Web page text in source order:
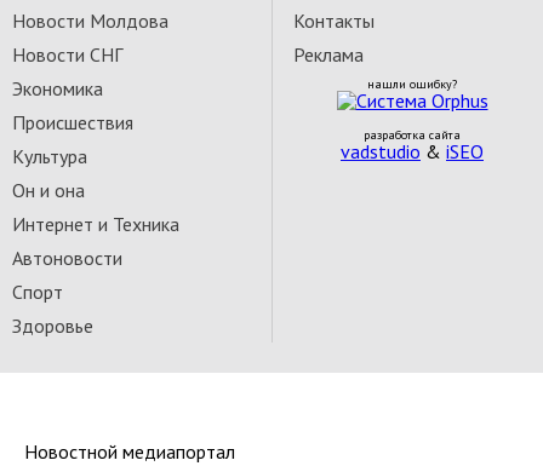
Новости Молдова
Новости СНГ
Экономика
Происшествия
Культура
Он и она
Интернет и Техника
Автоновости
Спорт
Здоровье
Контакты
Реклама
нашли ошибку?
разработка сайта
vadstudio & iSEO
Новостной медиапортал